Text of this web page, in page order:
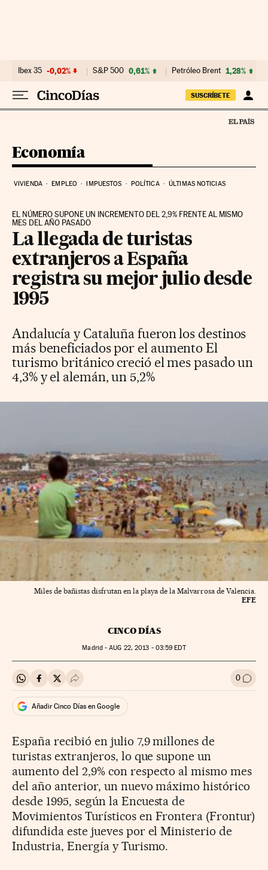
Ibex 35 -0,02% S&P 500 0,61% Petróleo Brent 1,28%
SUSCRÍBETE
Economía
VIVIENDA EMPLEO IMPUESTOS POLÍTICA ÚLTIMAS NOTICIAS
EL NÚMERO SUPONE UN INCREMENTO DEL 2,9% FRENTE AL MISMO
MES DEL AÑO PASADO
La llegada de turistas
extranjeros a España
registra su mejor julio desde
1995
Andalucía y Cataluña fueron los destinos
más beneficiados por el aumento El
turismo británico creció el mes pasado un
4,3% y el alemán, un 5,2%
Miles de bañistas disfrutan en la playa de la Malvarrosa de Valencia.
EFE
CINCO DÍAS
Madrid -AUG 22, 2013 - 03:59 EDT
Compartir en Whatsapp
Compartir en Facebook
Compartir en Twitter
Desplegar Redes Sociales 0 Ir a
Añadir Cinco Días en Google
España recibió en julio 7,9 millones de
turistas extranjeros, lo que supone un
aumento del 2,9% con respecto al mismo mes
del año anterior, un nuevo máximo histórico
desde 1995, según la Encuesta de
Movimientos Turísticos en Frontera (Frontur)
difundida este jueves por el Ministerio de
Industria, Energía y Turismo.